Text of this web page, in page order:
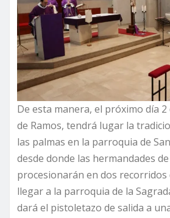
De esta manera, el próximo día
de Ramos, tendrá lugar la
las palmas en la parroquia de
desde donde las hermandades
procesionarán en dos
llegar a la parroquia de la
dará el pistoletazo de salida a